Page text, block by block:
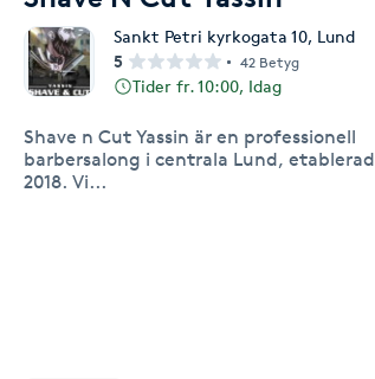
Sankt Petri kyrkogata 10, Lund
5
42 Betyg
Tider fr. 10:00, Idag
Shave n Cut Yassin är en professionell
barbersalong i centrala Lund, etablerad
2018. Vi...